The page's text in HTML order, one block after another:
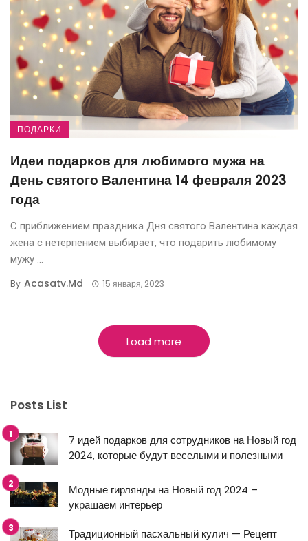
ПОДАРКИ
Идеи подарков для любимого мужа на
День святого Валентина 14 февраля 2023
года
С приближением праздника Дня святого Валентина каждая
жена с нетерпением выбирает, что подарить любимому
мужу ...
By Acasatv.md 15 января, 2023
Load more
Posts List
7 идей подарков для сотрудников на Новый год
2024, которые будут веселыми и полезными
Модные гирлянды на Новый год 2024 –
украшаем интерьер
Традиционный пасхальный кулич — Рецепт